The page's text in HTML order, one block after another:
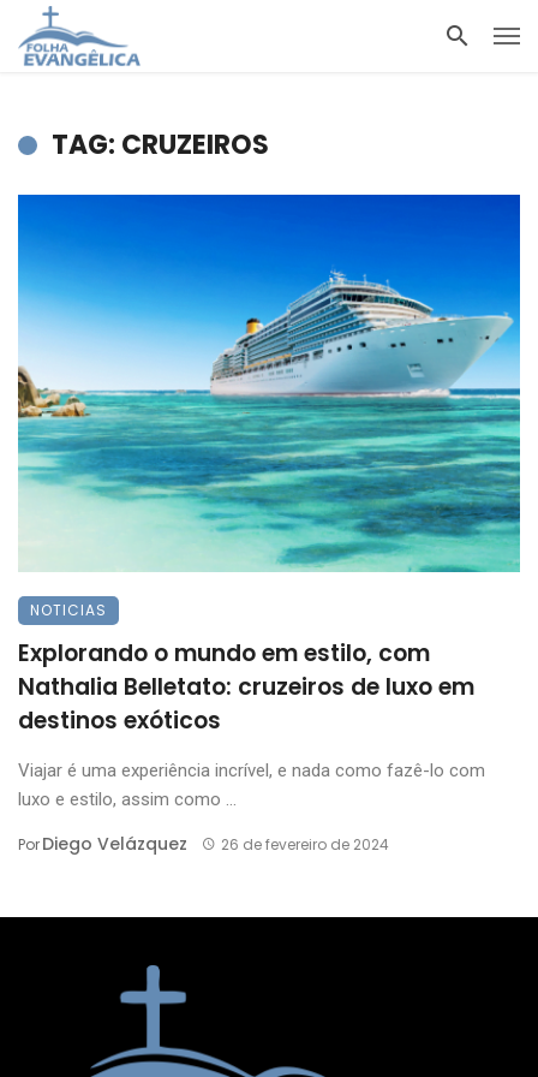
TAG: CRUZEIROS
NOTICIAS
Explorando o mundo em estilo, com
Nathalia Belletato: cruzeiros de luxo em
destinos exóticos
Viajar é uma experiência incrível, e nada como fazê-lo com
luxo e estilo, assim como ...
PorDiego Velázquez 26 de fevereiro de 2024